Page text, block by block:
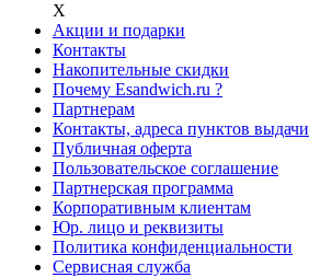
Х
Акции и подарки
Контакты
Накопительные скидки
Почему Esandwich.ru ?
Партнерам
Контакты, адреса пунктов выдачи
Публичная оферта
Пользовательское соглашение
Партнерская программа
Корпоративным клиентам
Юр. лицо и реквизиты
Политика конфиденциальности
Сервисная служба